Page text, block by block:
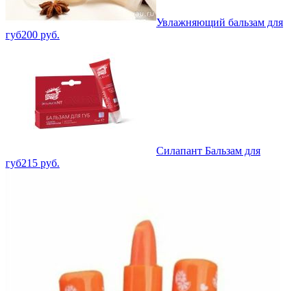
Увлажняющий бальзам для
губ200 руб.
Силапант Бальзам для
губ215 руб.